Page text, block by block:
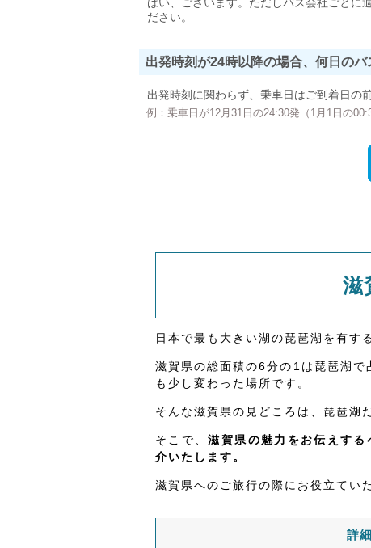
ださい。
出発時刻が24時以降の場合、何日の
出発時刻に関わらず、乗車日はご到着日の
例：乗車日が12月31日の24:30発（1月1日の
滋
日本で最も大きい湖の琵琶湖を有す
滋賀県の総面積の6分の1は琵琶湖
も少し変わった場所です。
そんな滋賀県の見どころは、琵琶湖
そこで、滋賀県の魅力をお伝えす
介いたします。
滋賀県へのご旅行の際にお役立てい
詳